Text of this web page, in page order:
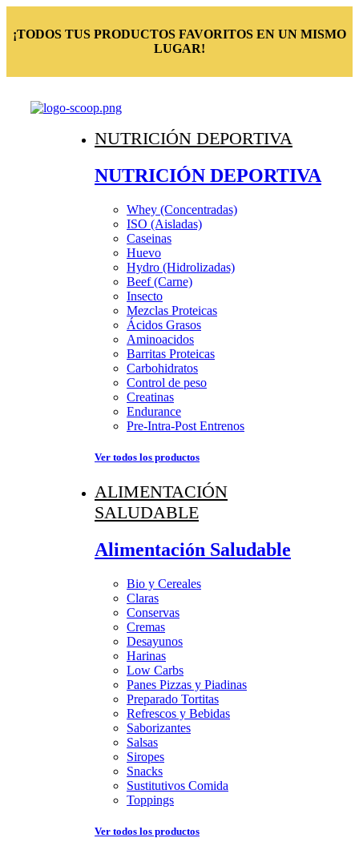
¡TODOS TUS PRODUCTOS FAVORITOS EN UN MISMO
LUGAR!
NUTRICIÓN DEPORTIVA
NUTRICIÓN DEPORTIVA
Whey (Concentradas)
ISO (Aisladas)
Caseinas
Huevo
Hydro (Hidrolizadas)
Beef (Carne)
Insecto
Mezclas Proteicas
Ácidos Grasos
Aminoacidos
Barritas Proteicas
Carbohidratos
Control de peso
Creatinas
Endurance
Pre-Intra-Post Entrenos
Ver todos los productos
ALIMENTACIÓN
SALUDABLE
Alimentación Saludable
Bio y Cereales
Claras
Conservas
Cremas
Desayunos
Harinas
Low Carbs
Panes Pizzas y Piadinas
Preparado Tortitas
Refrescos y Bebidas
Saborizantes
Salsas
Siropes
Snacks
Sustitutivos Comida
Toppings
Ver todos los productos